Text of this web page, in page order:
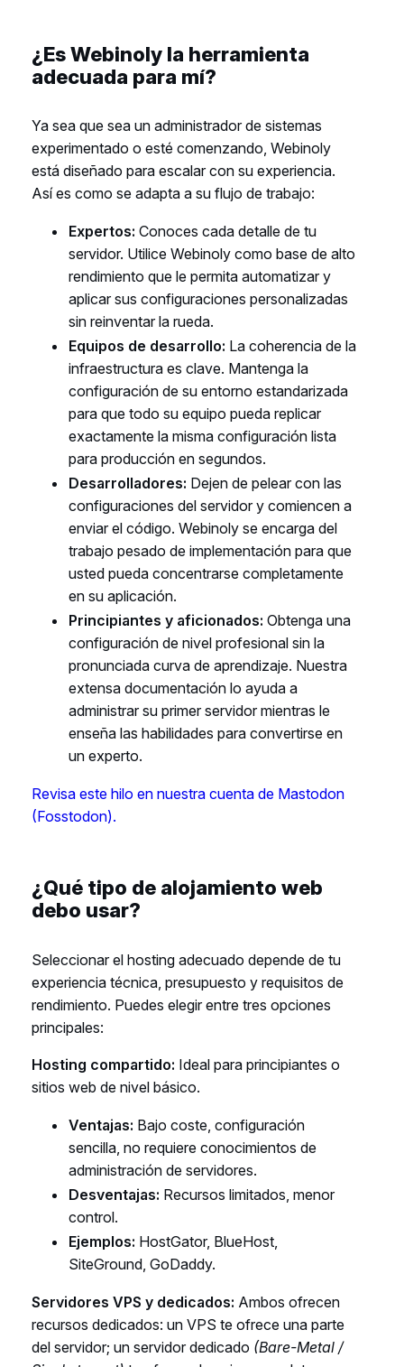
¿Es Webinoly la herramienta
adecuada para mí?
Ya sea que sea un administrador de sistemas
experimentado o esté comenzando, Webinoly
está diseñado para escalar con su experiencia.
Así es como se adapta a su flujo de trabajo:
Expertos: Conoces cada detalle de tu
servidor. Utilice Webinoly como base de alto
rendimiento que le permita automatizar y
aplicar sus configuraciones personalizadas
sin reinventar la rueda.
Equipos de desarrollo: La coherencia de la
infraestructura es clave. Mantenga la
configuración de su entorno estandarizada
para que todo su equipo pueda replicar
exactamente la misma configuración lista
para producción en segundos.
Desarrolladores: Dejen de pelear con las
configuraciones del servidor y comiencen a
enviar el código. Webinoly se encarga del
trabajo pesado de implementación para que
usted pueda concentrarse completamente
en su aplicación.
Principiantes y aficionados: Obtenga una
configuración de nivel profesional sin la
pronunciada curva de aprendizaje. Nuestra
extensa documentación lo ayuda a
administrar su primer servidor mientras le
enseña las habilidades para convertirse en
un experto.
Revisa este hilo en nuestra cuenta de Mastodon
(Fosstodon).
¿Qué tipo de alojamiento web
debo usar?
Seleccionar el hosting adecuado depende de tu
experiencia técnica, presupuesto y requisitos de
rendimiento. Puedes elegir entre tres opciones
principales:
Hosting compartido: Ideal para principiantes o
sitios web de nivel básico.
Ventajas: Bajo coste, configuración
sencilla, no requiere conocimientos de
administración de servidores.
Desventajas: Recursos limitados, menor
control.
Ejemplos: HostGator, BlueHost,
SiteGround, GoDaddy.
Servidores VPS y dedicados: Ambos ofrecen
recursos dedicados: un VPS te ofrece una parte
del servidor; un servidor dedicado (Bare-Metal /